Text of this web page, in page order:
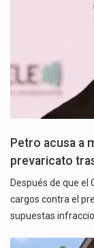
Petro acusa a
prevaricato
Después de que el
cargos contra el
supuestas